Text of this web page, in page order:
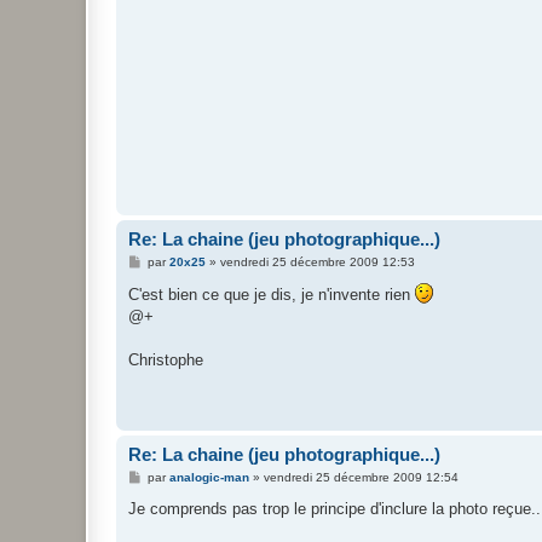
Re: La chaine (jeu photographique...)
M
s
s
a
par20x25» vendredi 25 décembre 2009 12:53
C'est bien ce que je dis, je n'invente rien
@+
Christophe
Re: La chaine (jeu photographique...)
M
s
paranalogic-man» vendredi 25 décembre 2009 12:54
Je comprends pas trop le principe d'inclure la photo